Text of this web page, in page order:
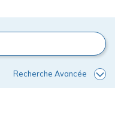
Recherche Avancée